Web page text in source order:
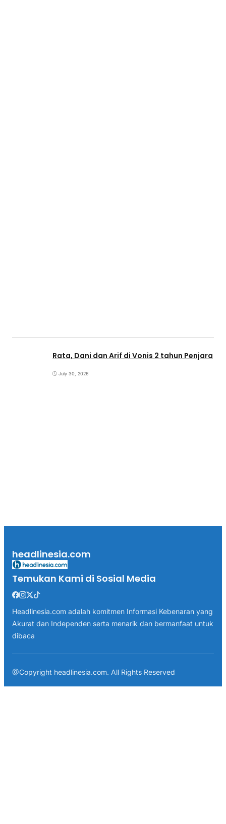
Rata, Dani dan Arif di Vonis 2 tahun Penjara
July 30, 2026
headlinesia.com
Temukan Kami di Sosial Media
Headlinesia.com adalah komitmen Informasi Kebenaran yang
Akurat dan Independen serta menarik dan bermanfaat untuk
dibaca
@Copyright headlinesia.com. All Rights Reserved